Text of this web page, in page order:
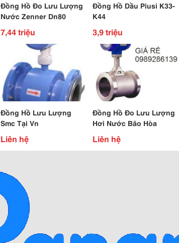
Đồng Hồ Đo Lưu Lượng
Nước Zenner Dn80
7,44 triệu
Đồng Hồ Dầu Piusi K33-
K44
3,9 triệu
Đồng Hồ Lưu Lượng
Smc Tại Vn
Liên hệ
Đồng Hồ Đo Lưu Lượng
Hơi Nước Bão Hòa
Liên hệ